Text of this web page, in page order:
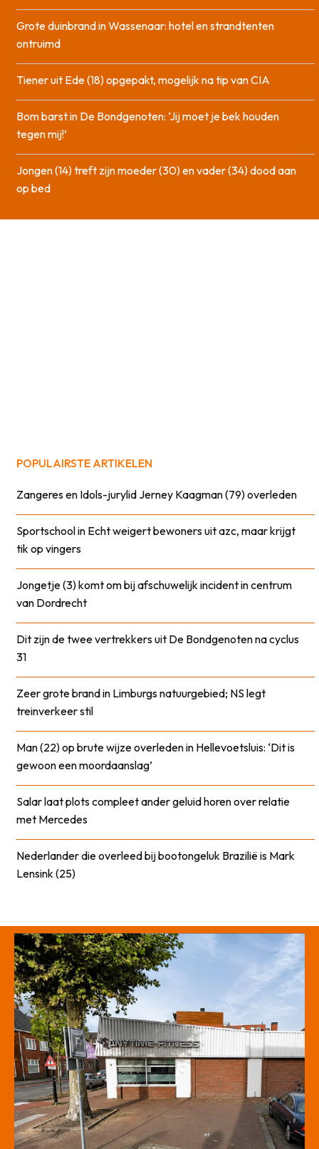
Grote duinbrand in Wassenaar: hotel en strandtenten
ontruimd
Tiener uit Ede (18) opgepakt, mogelijk na tip van CIA
Bom barst in De Bondgenoten: ‘Jij moet je bek houden
tegen mij!’
Jongen (14) treft zijn moeder (30) en vader (34) dood aan
op bed
POPULAIRSTE ARTIKELEN
Zangeres en Idols-jurylid Jerney Kaagman (79) overleden
Sportschool in Echt weigert bewoners uit azc, maar krijgt
tik op vingers
Jongetje (3) komt om bij afschuwelijk incident in centrum
van Dordrecht
Dit zijn de twee vertrekkers uit De Bondgenoten na cyclus
31
Zeer grote brand in Limburgs natuurgebied; NS legt
treinverkeer stil
Man (22) op brute wijze overleden in Hellevoetsluis: ‘Dit is
gewoon een moordaanslag’
Salar laat plots compleet ander geluid horen over relatie
met Mercedes
Nederlander die overleed bij bootongeluk Brazilië is Mark
Lensink (25)